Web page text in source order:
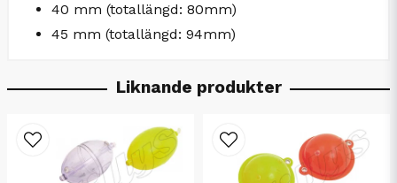
40 mm (totallängd: 80mm)
45 mm (totallängd: 94mm)
Liknande produkter